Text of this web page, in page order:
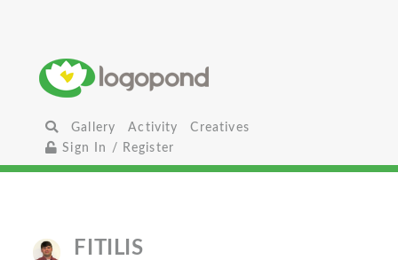
Gallery Activity
Creatives
Sign In / Register
FITILIS